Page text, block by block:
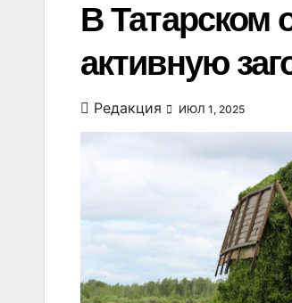
В Татарском
активную
Редакция ИЮЛ 1, 2025